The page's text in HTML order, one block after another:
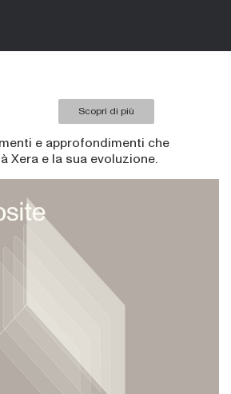
e approfondimenti che
Xera e la sua evoluzione.
Scopri di più